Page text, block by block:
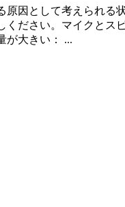
原因として考えられ
ください。マイクと
が大きい： ...